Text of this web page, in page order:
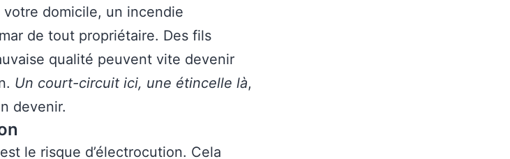
domicile, un incendie
de tout propriétaire. Des fils
qualité peuvent vite devenir
Un court-circuit ici, une étincelle là,
devenir.
le risque d’électrocution. Cela